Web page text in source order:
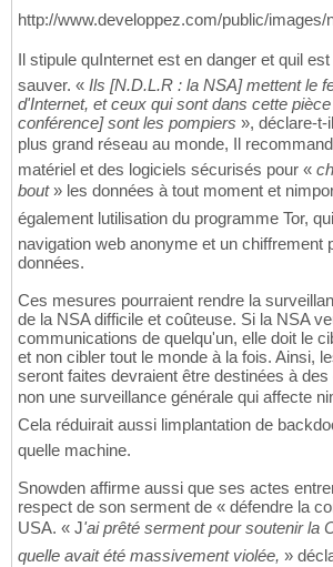
http://www.developpez.com/public/
Il stipule quInternet est en danger et quil
sauver. « Ils [N.D.L.R : la NSA] mettent le
d'Internet, et ceux qui sont dans cette
conférence] sont les pompiers », déclare-t-
plus grand réseau au monde, Il
matériel et des logiciels sécurisés pour «
bout» les données à tout moment et
également lutilisation du programme Tor,
navigation web anonyme et un chiffrement
données.
Ces mesures pourraient rendre la
de la NSA difficile et coûteuse. Si la NSA
communications de quelqu'un, elle doit le
et non cibler tout le monde à la fois. Ainsi,
seront faites devraient être destinées à
non une surveillance générale qui affecte
Cela réduirait aussi limplantation de
quelle machine.
Snowden affirme aussi que ses actes
respect de son serment de « défendre la
USA. « J'ai prêté serment pour soutenir la
quelle avait été massivement violée, »